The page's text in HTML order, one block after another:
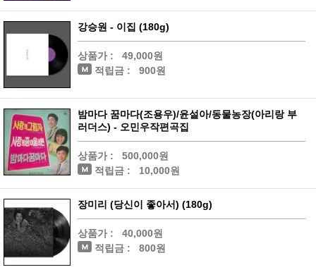
강승원 - 이집 (180g)
상품가 :
49,000원
적립금 :
900원
밤마다 꿈마다(조용우)/윤설아/동물농장(아리랑 부
러더스) - 오민우작편곡집
상품가 :
500,000원
적립금 :
10,000원
장미리 (당신이 좋아서) (180g)
상품가 :
40,000원
적립금 :
800원